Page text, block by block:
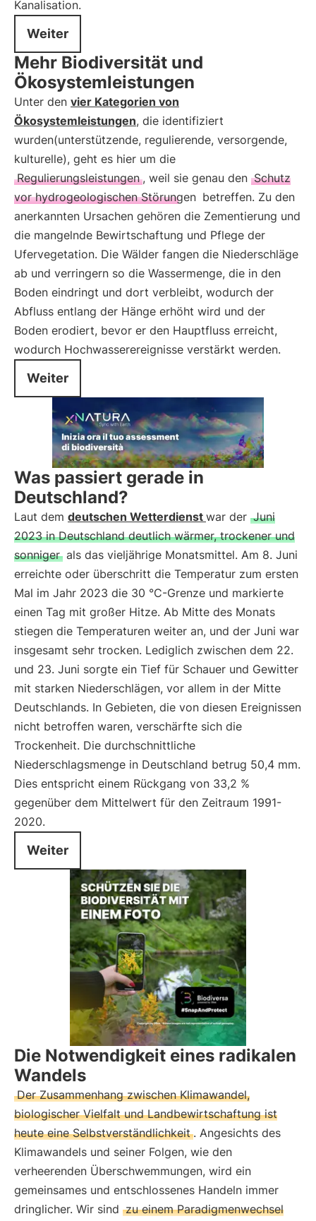
Kanalisation.
Weiter
Mehr Biodiversität und
Ökosystemleistungen
Unter den vier Kategorien von
Ökosystemleistungen, die identifiziert
wurden(unterstützende, regulierende, versorgende,
kulturelle), geht es hier um die
Regulierungsleistungen , weil sie genau den Schutz
vor hydrogeologischen Störungen betreffen. Zu den
anerkannten Ursachen gehören die Zementierung und
die mangelnde Bewirtschaftung und Pflege der
Ufervegetation. Die Wälder fangen die Niederschläge
ab und verringern so die Wassermenge, die in den
Boden eindringt und dort verbleibt, wodurch der
Abfluss entlang der Hänge erhöht wird und der
Boden erodiert, bevor er den Hauptfluss erreicht,
wodurch Hochwasserereignisse verstärkt werden.
Weiter
Was passiert gerade in
Deutschland?
Laut dem deutschen Wetterdienst war der Juni
2023 in Deutschland deutlich wärmer, trockener und
sonniger als das vieljährige Monatsmittel. Am 8. Juni
erreichte oder überschritt die Temperatur zum ersten
Mal im Jahr 2023 die 30 °C-Grenze und markierte
einen Tag mit großer Hitze. Ab Mitte des Monats
stiegen die Temperaturen weiter an, und der Juni war
insgesamt sehr trocken. Lediglich zwischen dem 22.
und 23. Juni sorgte ein Tief für Schauer und Gewitter
mit starken Niederschlägen, vor allem in der Mitte
Deutschlands. In Gebieten, die von diesen Ereignissen
nicht betroffen waren, verschärfte sich die
Trockenheit. Die durchschnittliche
Niederschlagsmenge in Deutschland betrug 50,4 mm.
Dies entspricht einem Rückgang von 33,2 %
gegenüber dem Mittelwert für den Zeitraum 1991-
2020.
Weiter
Die Notwendigkeit eines radikalen
Wandels
Der Zusammenhang zwischen Klimawandel,
biologischer Vielfalt und Landbewirtschaftung ist
heute eine Selbstverständlichkeit . Angesichts des
Klimawandels und seiner Folgen, wie den
verheerenden Überschwemmungen, wird ein
gemeinsames und entschlossenes Handeln immer
dringlicher. Wir sind zu einem Paradigmenwechsel